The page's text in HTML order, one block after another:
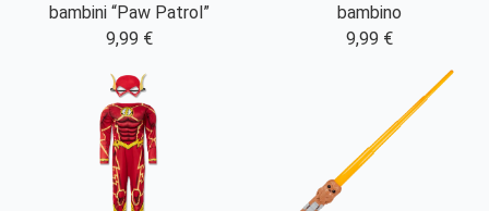
bambini “Paw Patrol”
9,99 €
bambino
9,99 €